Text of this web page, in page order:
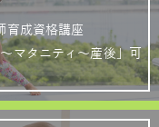
育成資格講座
マタニティ～産後」可